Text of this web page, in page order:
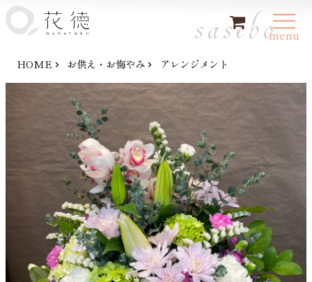
menu
ログイン
HOME
お供え・お悔やみのお花
お祝い・お見舞いの花
トピックス
お問い合わせ
sasebo
HOME お供え・お悔やみ アレンジメント